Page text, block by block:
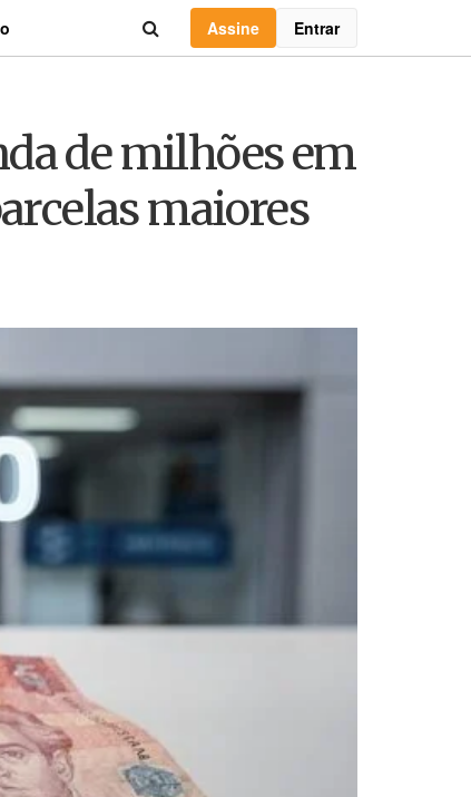
Assine Entrar
de milhões em
maiores